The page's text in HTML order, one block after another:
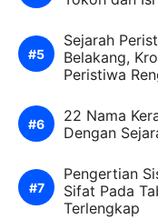
Sejarah
Belakang,
Peristiwa
22 Nama
Dengan
Pengertian
Sifat Pada
Terlengkap